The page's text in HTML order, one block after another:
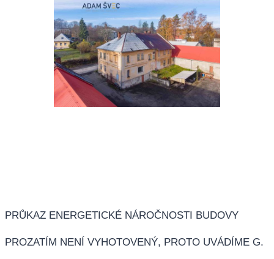
PRŮKAZ ENERGETICKÉ NÁROČNOSTI BUDOVY
PROZATÍM NENÍ VYHOTOVENÝ, PROTO UVÁDÍME G.